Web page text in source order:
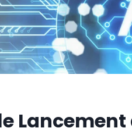
Lancement